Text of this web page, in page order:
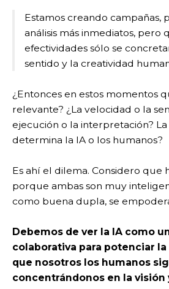
Estamos creando campañas,
análisis más inmediatos, pero
efectividades sólo se
sentido y la creatividad
¿Entonces en estos momentos
relevante? ¿La velocidad o la
ejecución o la interpretación?
determina la IA o los humanos?
Es ahí el dilema. Considero que
porque ambas son muy
como buena dupla, se
Debemos de ver la IA como
colaborativa para potenciar
que nosotros los humanos
concentrándonos en la visión